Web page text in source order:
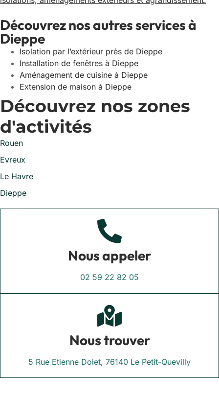
Découvrez nos autres services à
Dieppe
Isolation par l’extérieur près de Dieppe
Installation de fenêtres à Dieppe
Aménagement de cuisine à Dieppe
Extension de maison à Dieppe
Découvrez nos zones
d'activités
Rouen
Evreux
Le Havre
Dieppe
Nous appeler
02 59 22 82 05
Nous trouver
5 Rue Etienne Dolet, 76140 Le Petit-Quevilly